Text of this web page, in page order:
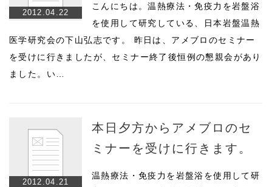
2012.04.22
こんにちは。温熱療法・免疫力を岩盤浴
を使用して研究している、日本岩盤温熱
医学研究会の下山弘志です。 昨日は、アメブロのセミナー
を受けに行きましたが、セミナー終了後恒例の懇親会があり
ました。い…
2012.04.21
本日夕方からアメブロのセ
ミナーを受けに行きます。
温熱療法・免疫力を岩盤浴を使用して研